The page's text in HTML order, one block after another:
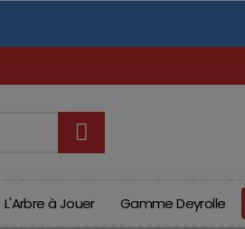
L'Arbre à Jouer Gamme Deyrolle